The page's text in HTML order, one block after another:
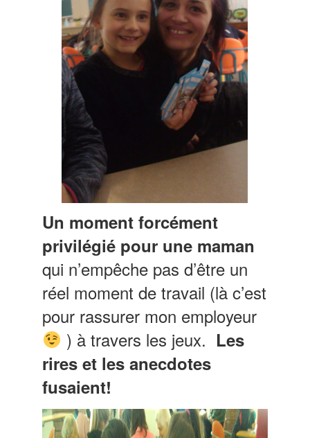
Un moment forcément
privilégié pour une maman
qui n’empêche pas d’être un
réel moment de travail (là c’est
pour rassurer mon employeur
) à travers les jeux. Les
rires et les anecdotes
fusaient!